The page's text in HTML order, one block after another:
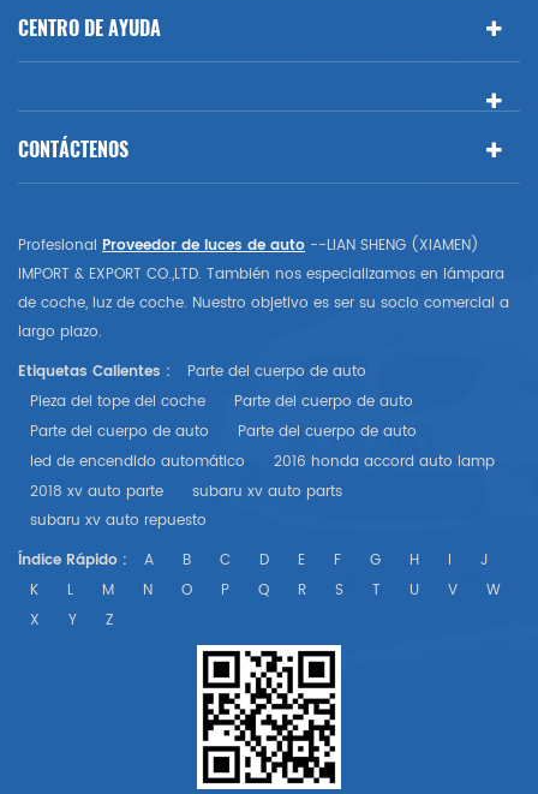
CENTRO DE AYUDA
CONTÁCTENOS
Profesional Proveedor de luces de auto --LIAN SHENG (XIAMEN)
IMPORT & EXPORT CO.,LTD. También nos especializamos en lámpara
de coche, luz de coche. Nuestro objetivo es ser su socio comercial a
largo plazo.
Etiquetas Calientes :
Parte del cuerpo de auto
Pieza del tope del coche
Parte del cuerpo de auto
Parte del cuerpo de auto
Parte del cuerpo de auto
led de encendido automático
2016 honda accord auto lamp
2018 xv auto parte
subaru xv auto parts
subaru xv auto repuesto
Índice Rápido :
A B C D E F G H I
J
K
L M N O P Q R S T U V
W
X
Y Z